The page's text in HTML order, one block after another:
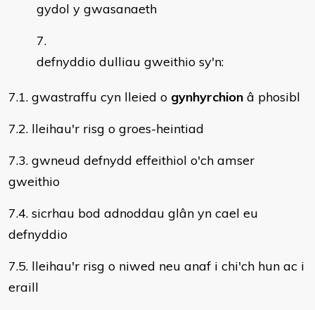
gydol y gwasanaeth
defnyddio dulliau gweithio sy'n:
7.1. gwastraffu cyn lleied o gynhyrchion â phosibl
7.2. lleihau'r risg o groes-heintiad
7.3. gwneud defnydd effeithiol o'ch amser
gweithio
7.4. sicrhau bod adnoddau glân yn cael eu
defnyddio
7.5. lleihau'r risg o niwed neu anaf i chi'ch hun ac i
eraill